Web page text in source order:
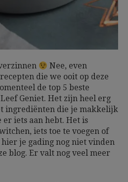
Nee, even
die we ooit op deze
de top 5 beste
Geniet. Het zijn heel erg
ingrediënten die je makkelijk
iets aan hebt. Het is
iets toe te voegen of
je gading nog niet vinden
blog. Er valt nog veel meer